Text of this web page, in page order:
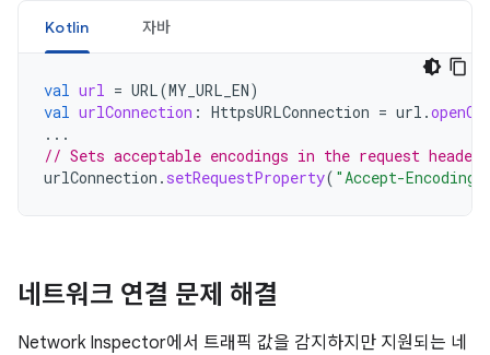
Kotlin 자바
val url = URL(MY_URL_EN)
val urlConnection : HttpsURLConnection = url .
...
// Sets acceptable encodings in the request header.
urlConnection . setRequestProperty( "Accept-Encoding"
네트워크 연결 문제 해결
Network Inspector에서 트래픽 값을 감지하지만 지원되는 네